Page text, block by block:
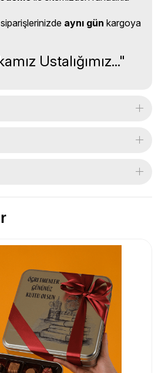
aynı gün kargoya
Ustalığımız..."